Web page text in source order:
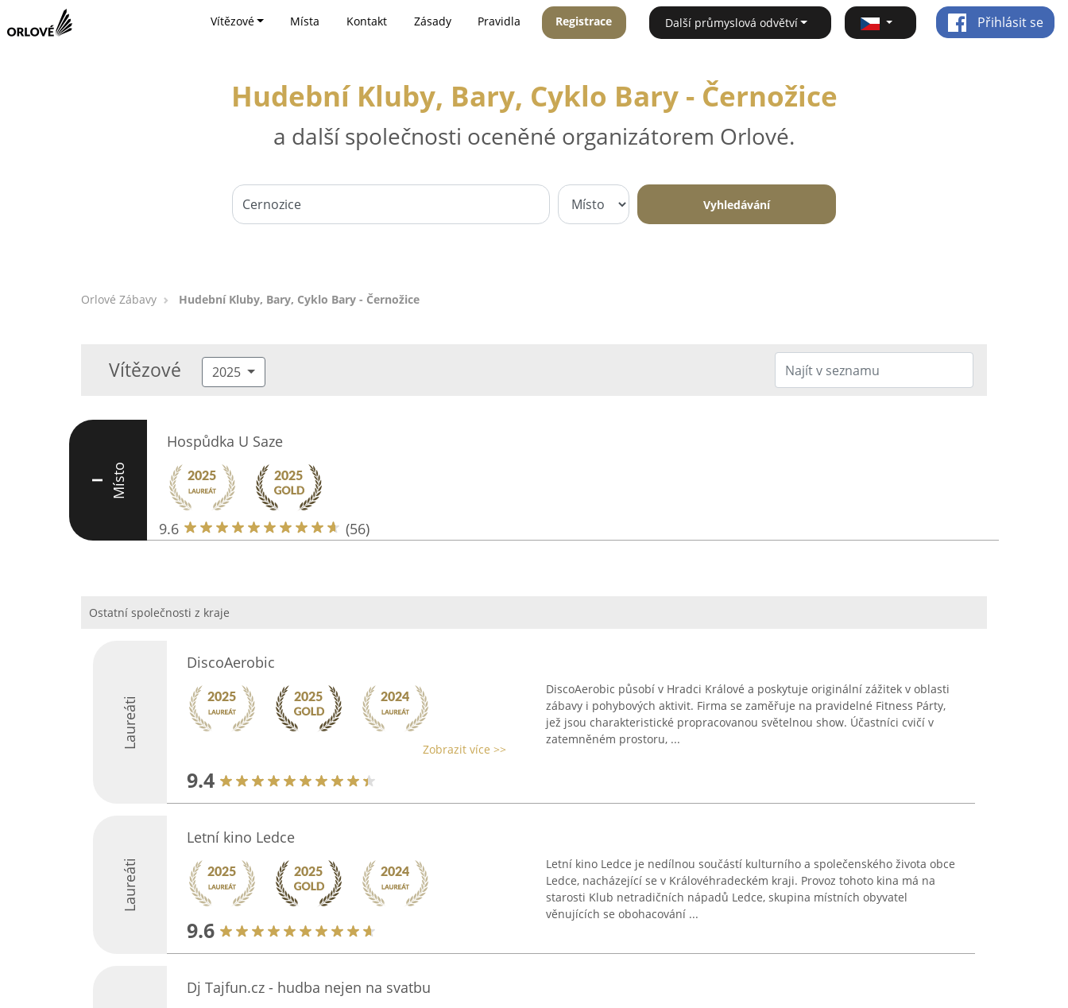
Vítězové Místa Kontakt Zásady Pravidla Registrace Další průmyslová odvětví Přihlásit se
Hudební Kluby, Bary, Cyklo Bary - Černožice
a další společnosti oceněné organizátorem Orlové.
Vyhledávání
Orlové Zábavy Hudební Kluby, Bary, Cyklo Bary - Černožice
Vítězové 2025
I Místo
Hospůdka U Saze
9.6 (56)
Ostatní společnosti z kraje
Laureáti
DiscoAerobic
Zobrazit více >>
9.4
DiscoAerobic působí v Hradci Králové a poskytuje originální zážitek v oblasti
zábavy i pohybových aktivit. Firma se zaměřuje na pravidelné Fitness Párty,
jež jsou charakteristické propracovanou světelnou show. Účastníci cvičí v
zatemněném prostoru, ...
Laureáti
Letní kino Ledce
9.6
Letní kino Ledce je nedílnou součástí kulturního a společenského života obce
Ledce, nacházející se v Královéhradeckém kraji. Provoz tohoto kina má na
starosti Klub netradičních nápadů Ledce, skupina místních obyvatel
věnujících se obohacování ...
Dj Tajfun.cz - hudba nejen na svatbu